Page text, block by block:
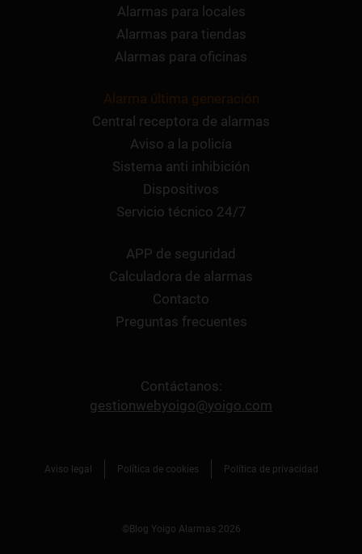
Alarmas para locales
Alarmas para tiendas
Alarmas para oficinas
Alarma última generación
Central receptora de alarmas
Aviso a la policía
Sistema anti inhibición
Dispositivos
Servicio técnico 24/7
APP de seguridad
Calculadora de alarmas
Contacto
Preguntas frecuentes
Contáctanos:
gestionwebyoigo@yoigo.com
Aviso legal Política de cookies Política de privacidad
©Blog Yoigo Alarmas 2026